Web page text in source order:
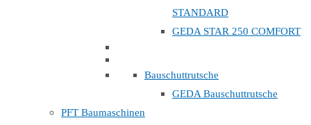
STANDARD
GEDA STAR 250 COMFORT
Bauschuttrutsche
GEDA Bauschuttrutsche
PFT Baumaschinen